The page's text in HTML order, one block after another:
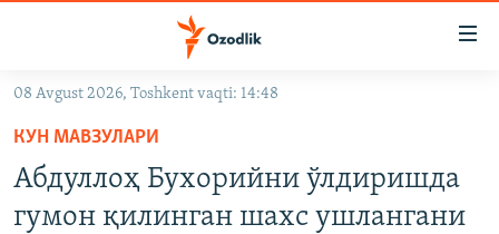
Асосий
навигацияга
ўтинг
Қидиришга
OZODVIDEO
OZODARXIV
08 Avgust 2026, Toshkent vaqti: 14:48
КУН МАВЗУЛАРИ
Абдуллоҳ Бухорийни ўлдиришда
гумон қилинган шахс ушлангани